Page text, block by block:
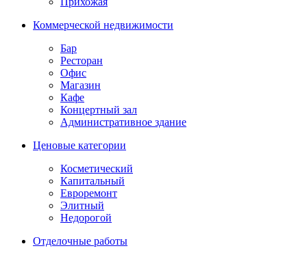
Коммерческой недвижимости
Бар
Ресторан
Офис
Магазин
Кафе
Концертный зал
Административное здание
Ценовые категории
Косметический
Капитальный
Евроремонт
Элитный
Недорогой
Отделочные работы